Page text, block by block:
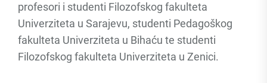
profesori i studenti Filozofskog fakulteta
Univerziteta u Sarajevu, studenti Pedagoškog
fakulteta Univerziteta u Bihaću te studenti
Filozofskog fakulteta Univerziteta u Zenici.